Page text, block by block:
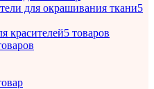
для окрашивания ткани5
красителей5 товаров